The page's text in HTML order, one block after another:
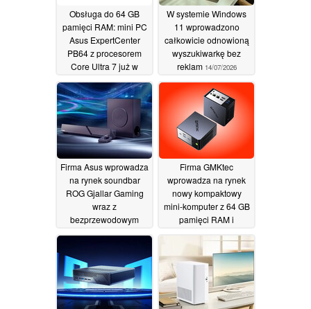
Obsługa do 64 GB
pamięci RAM: mini PC
Asus ExpertCenter
PB64 z procesorem
Core Ultra 7 już w
16/07/2026
W systemie Windows
11 wprowadzono
całkowicie odnowioną
wyszukiwarkę bez
reklam 14/07/2026
Firma Asus wprowadza
na rynek soundbar
ROG Gjallar Gaming
wraz z
bezprzewodowym
10/07/2026
Firma GMKtec
wprowadza na rynek
nowy kompaktowy
mini-komputer z 64 GB
pamięci RAM i
09/07/2026